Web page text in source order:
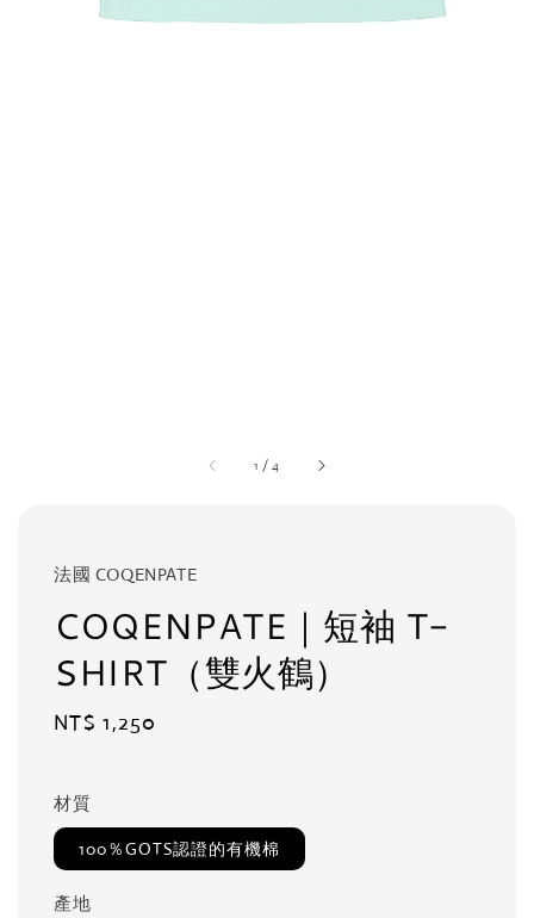
1 /4
法國 COQENPATE
COQENPATE｜短袖 T-
SHIRT（雙火鶴）
Regular
NT$ 1,250
材質
100％GOTS認證的有機棉
產地